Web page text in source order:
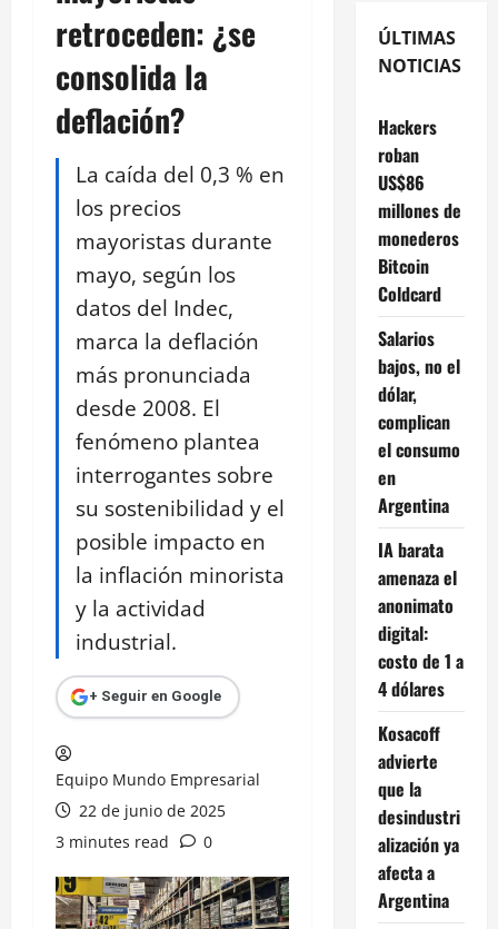
retroceden: ¿se
consolida la
deflación?
La caída del 0,3 % en
los precios
mayoristas durante
mayo, según los
datos del Indec,
marca la deflación
más pronunciada
desde 2008. El
fenómeno plantea
interrogantes sobre
su sostenibilidad y el
posible impacto en
la inflación minorista
y la actividad
industrial.
+ Seguir en Google
Equipo Mundo Empresarial
22 de junio de 2025
3 minutes read
0
ÚLTIMAS
NOTICIAS
Hackers
roban
US$86
millones de
monederos
Bitcoin
Coldcard
Salarios
bajos, no el
dólar,
complican
el consumo
en
Argentina
IA barata
amenaza el
anonimato
digital:
costo de 1 a
4 dólares
Kosacoff
advierte
que la
desindustri
alización ya
afecta a
Argentina